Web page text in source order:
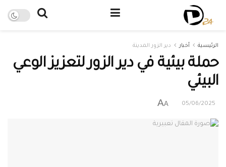
الرئيسية أخبار دير الزور المدينة
حملة بيئية في دير الزور لتعزيز الوعي
البيئي
05/06/2025
A
A